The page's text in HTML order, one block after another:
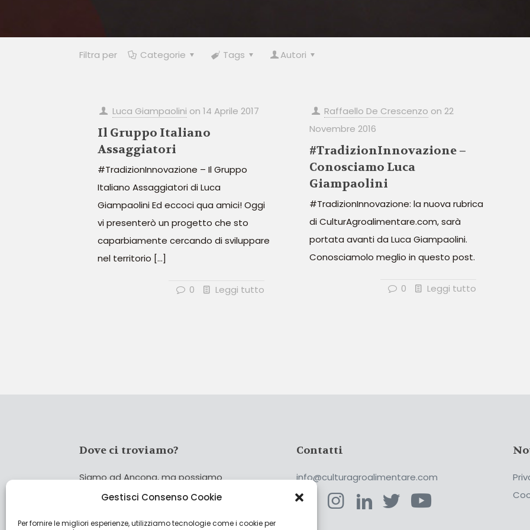
Gestisci Consenso Cookie
Per fornire le migliori esperienze, utilizziamo tecnologie come i cookie per
Filtra per Categorie Tags Autori
Luca Giampaolini on 14 Aprile 2017
Il Gruppo Italiano
Assaggiatori
#TradizionInnovazione – Il Gruppo
Italiano Assaggiatori di Luca
Giampaolini Ed eccoci qua amici! Oggi
vi presenterò un progetto che sto
caparbiamente cercando di sviluppare
nel territorio […]
0 Leggi tutto
Raffaello De Crescenzo on 22
Novembre 2016
#TradizionInnovazione –
Conosciamo Luca
Giampaolini
#TradizionInnovazione: la nuova rubrica
di CulturAgroalimentare.com, sarà
portata avanti da Luca Giampaolini.
Conosciamolo meglio in questo post.
0 Leggi tutto
Dove ci troviamo?
Siamo ad Ancona, ma possiamo
coprire tutta Italia!
Contatti
info@culturagroalimentare.com